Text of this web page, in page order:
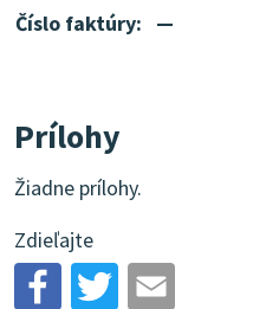
Číslo faktúry:
—
Prílohy
Žiadne prílohy.
Zdieľajte